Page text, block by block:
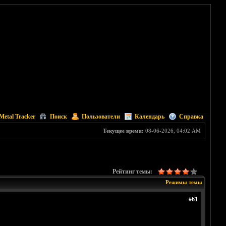
Tracker Поиск Пользователи Календарь Справка
Текущее время: 08-06-2026, 04:02 AM
Рейтинг темы:
Режимы темы
#61